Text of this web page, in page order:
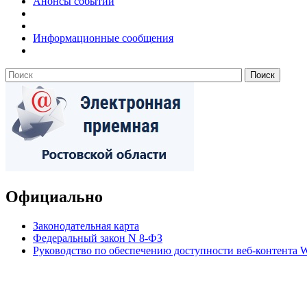
Информационные сообщения
Официально
Законодательная карта
Федеральный закон N 8-ФЗ
Руководство по обеспечению доступности веб-контента